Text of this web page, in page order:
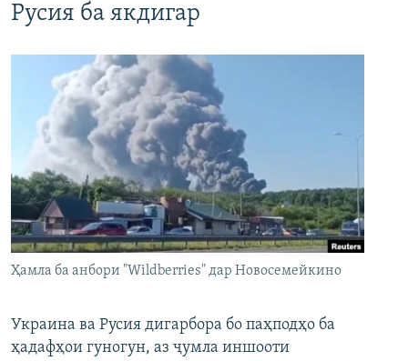
Русия ба якдигар
Ҳамла ба анбори "Wildberries" дар Новосемейкино
Украина ва Русия дигарбора бо паҳподҳо ба
ҳадафҳои гуногун, аз ҷумла иншооти